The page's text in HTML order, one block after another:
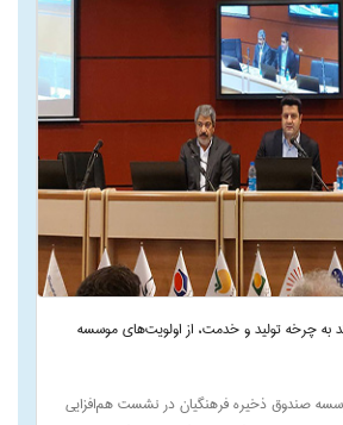
به چرخه تولید و خدمت، از اولویت‌های موسسه
صندوق ذخیره فرهنگیان در نشست هم‌افزایی